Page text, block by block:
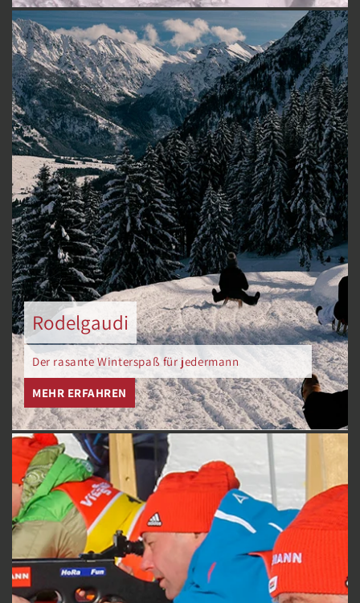
Rodelgaudi
Der rasante Winterspaß für jedermann
MEHR ERFAHREN